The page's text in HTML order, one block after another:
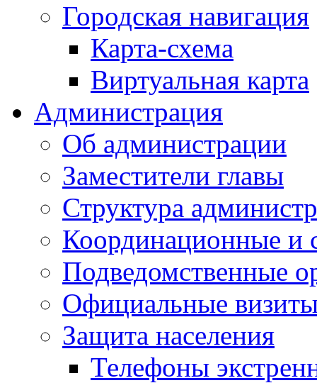
Городская навигация
Карта-схема
Виртуальная карта
Администрация
Об администрации
Заместители главы
Структура
Координационные и
Подведомственные
Официальные
Защита населения
Телефоны